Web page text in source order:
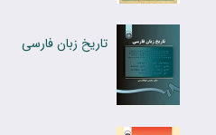
تاریخ زبان فارسى